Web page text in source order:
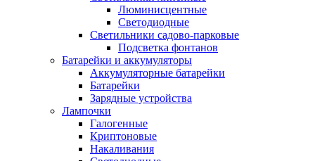
Люминисцентные
Светодиодные
Светильники садово-парковые
Подсветка фонтанов
Батарейки и аккумуляторы
Аккумуляторные батарейки
Батарейки
Зарядные устройства
Лампочки
Галогенные
Криптоновые
Накаливания